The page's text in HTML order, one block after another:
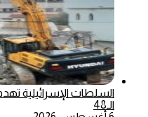
السلطات الإسرائيلية
الـ48